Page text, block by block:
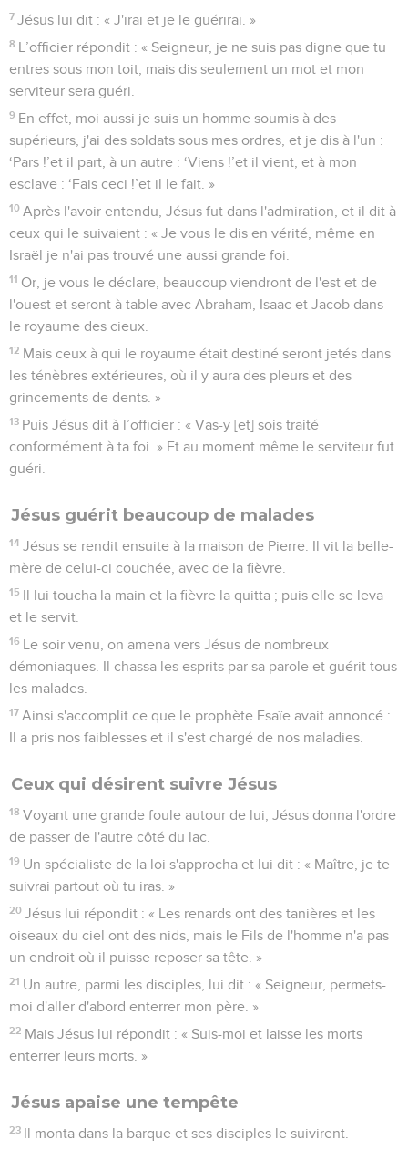
7 Jésus lui dit : « J'irai et je le guérirai. »
8 L’officier répondit : « Seigneur, je ne suis pas digne que tu
entres sous mon toit, mais dis seulement un mot et mon
serviteur sera guéri.
9 En effet, moi aussi je suis un homme soumis à des
supérieurs, j'ai des soldats sous mes ordres, et je dis à l'un :
‘Pars !’et il part, à un autre : ‘Viens !’et il vient, et à mon
esclave : ‘Fais ceci !’et il le fait. »
10 Après l'avoir entendu, Jésus fut dans l'admiration, et il dit à
ceux qui le suivaient : « Je vous le dis en vérité, même en
Israël je n'ai pas trouvé une aussi grande foi.
11 Or, je vous le déclare, beaucoup viendront de l'est et de
l'ouest et seront à table avec Abraham, Isaac et Jacob dans
le royaume des cieux.
12 Mais ceux à qui le royaume était destiné seront jetés dans
les ténèbres extérieures, où il y aura des pleurs et des
grincements de dents. »
13 Puis Jésus dit à l’officier : « Vas-y [et] sois traité
conformément à ta foi. » Et au moment même le serviteur fut
guéri.
Jésus guérit beaucoup de malades
14 Jésus se rendit ensuite à la maison de Pierre. Il vit la belle-
mère de celui-ci couchée, avec de la fièvre.
15 Il lui toucha la main et la fièvre la quitta ; puis elle se leva
et le servit.
16 Le soir venu, on amena vers Jésus de nombreux
démoniaques. Il chassa les esprits par sa parole et guérit tous
les malades.
17 Ainsi s'accomplit ce que le prophète Esaïe avait annoncé :
Il a pris nos faiblesses et il s'est chargé de nos maladies.
Ceux qui désirent suivre Jésus
18 Voyant une grande foule autour de lui, Jésus donna l'ordre
de passer de l'autre côté du lac.
19 Un spécialiste de la loi s'approcha et lui dit : « Maître, je te
suivrai partout où tu iras. »
20 Jésus lui répondit : « Les renards ont des tanières et les
oiseaux du ciel ont des nids, mais le Fils de l'homme n'a pas
un endroit où il puisse reposer sa tête. »
21 Un autre, parmi les disciples, lui dit : « Seigneur, permets-
moi d'aller d'abord enterrer mon père. »
22 Mais Jésus lui répondit : « Suis-moi et laisse les morts
enterrer leurs morts. »
Jésus apaise une tempête
23 Il monta dans la barque et ses disciples le suivirent.